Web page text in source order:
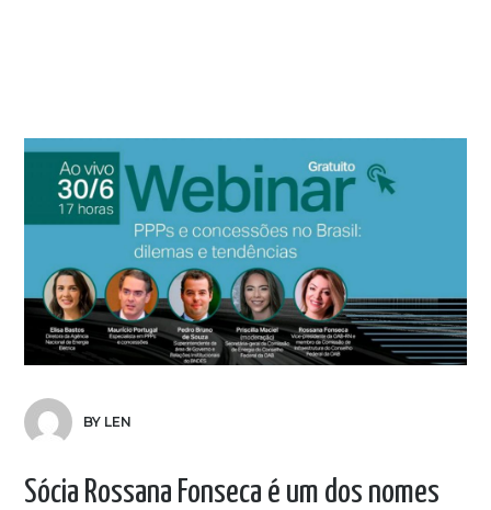
BY LEN
Sócia Rossana Fonseca é um dos nomes